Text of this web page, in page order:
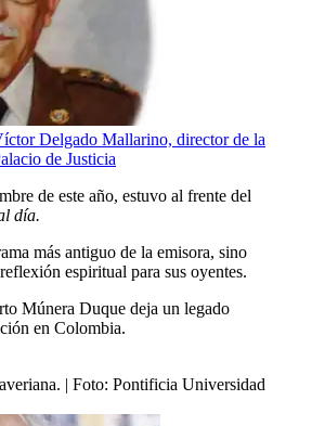
Delgado Mallarino, director de la
de Justicia
de este año, estuvo al frente del
día.
más antiguo de la emisora, sino
espiritual para sus oyentes.
Múnera Duque deja un legado
en Colombia.
| Foto: Pontificia Universidad